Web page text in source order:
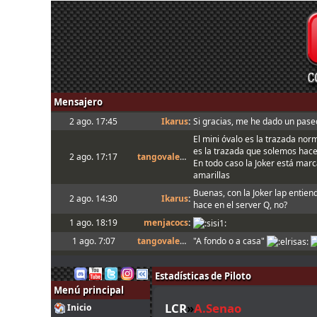
Mensajero
2 ago. 17:45 Ikarus: Si gracias, me he dado un
2 ago. 17:17 tangovalens
El mini óvalo es la trazada
es la trazada que solemos
En todo caso la Joker está
amarillas
2 ago. 14:30
Ikarus: Buenas, con la Joker lap
hace en el server Q, no?
1 ago. 18:19
menjacocs:
1 ago. 7:07
tangovalens "A fondo o a casa"
31 jul. 12:40
camtawn: Menjacocs, ten agallas y T1 ;
31 jul. 10:51
mitsumeku
setup
Menú principal
Inicio
Estadísticas de Piloto
LCR»A.Senao